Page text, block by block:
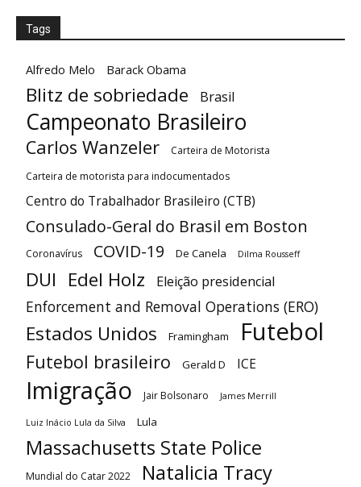
Tags
Alfredo Melo Barack Obama
Blitz de sobriedade Brasil
Campeonato Brasileiro
Carlos Wanzeler
Carteira de Motorista
Carteira de motorista para indocumentados
Centro do Trabalhador Brasileiro (CTB)
Consulado-Geral do Brasil em Boston
Coronavírus COVID-19 De Canela Dilma Rousseff
DUI Edel Holz Eleição presidencial
Enforcement and Removal Operations (ERO)
Estados Unidos Framingham Futebol
Futebol brasileiro Gerald D ICE
Imigração Jair Bolsonaro James Merrill
Luiz Inácio Lula da Silva Lula
Massachusetts State Police
Mundial do Catar 2022 Natalicia Tracy